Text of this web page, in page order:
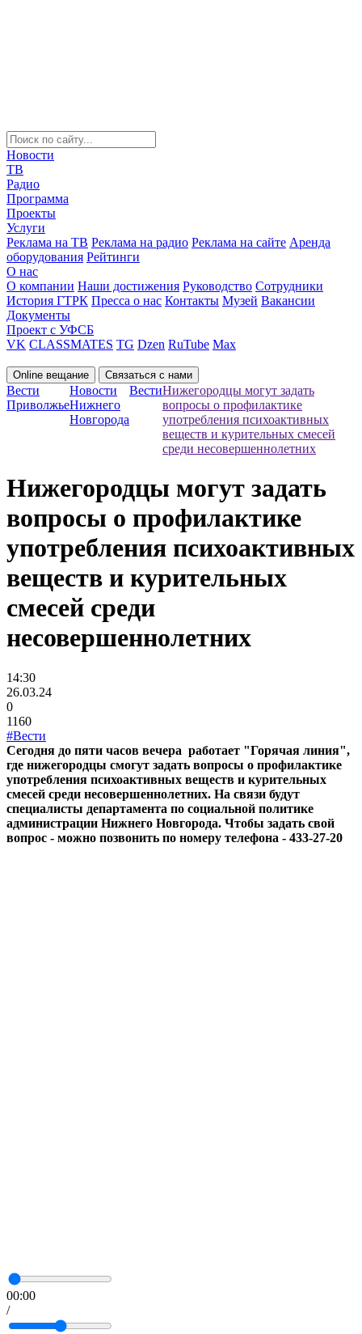
Новости
ТВ
Радио
Программа
Проекты
Услуги
Реклама на ТВ Реклама на радио Реклама на сайте Аренда
оборудования Рейтинги
О нас
О компании Наши достижения Руководство Сотрудники
История ГТРК Пресса о нас Контакты Музей Вакансии
Документы
Проект с УФСБ
VK CLASSMATES TG Dzen RuTube Max
Online вещание Связаться с нами
Вести
Приволжье
Новости
Нижнего
Новгорода
ВестиНижегородцы могут задать
вопросы о профилактике
употребления психоактивных
веществ и курительных смесей
среди несовершеннолетних
Нижегородцы могут задать
вопросы о профилактике
употребления психоактивных
веществ и курительных
смесей среди
несовершеннолетних
14:30
26.03.24
0
1160
#Вести
Сегодня до пяти часов вечера работает "Горячая линия",
где нижегородцы смогут задать вопросы о профилактике
употребления психоактивных веществ и курительных
смесей среди несовершеннолетних. На связи будут
специалисты департамента по социальной политике
администрации Нижнего Новгорода. Чтобы задать свой
вопрос - можно позвонить по номеру телефона - 433-27-20
00:00
/